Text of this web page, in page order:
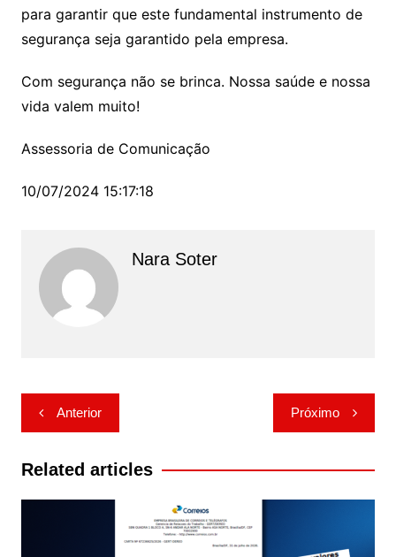
para garantir que este fundamental instrumento de
segurança seja garantido pela empresa.
Com segurança não se brinca. Nossa saúde e nossa
vida valem muito!
Assessoria de Comunicação
10/07/2024 15:17:18
Nara Soter
Navegação
de
Post
Anterior Próximo
Related articles